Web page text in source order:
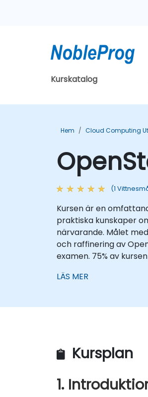
Kurskatalog
Hem Cloud Computing
(1
Kursen är en
praktiska kunskaper
närvarande. Målet
och raffinering av
examen. 75% av
LÄS MER
Kursplan
1.